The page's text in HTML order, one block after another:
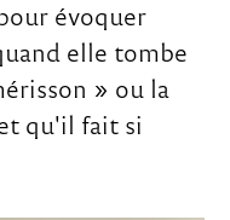
évoquer
elle tombe
» ou la
qu'il fait si